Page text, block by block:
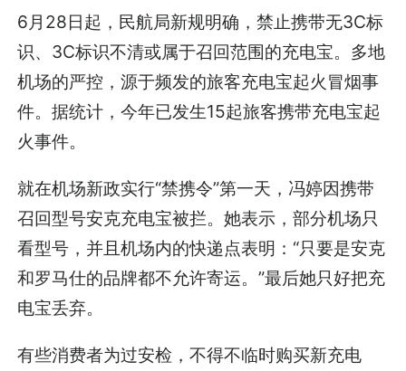
6月28日起，民航局新规明确，禁止携带无3C标
识、3C标识不清或属于召回范围的充电宝。多地
机场的严控，源于频发的旅客充电宝起火冒烟事
件。据统计，今年已发生15起旅客携带充电宝起
火事件。
就在机场新政实行“禁携令”第一天，冯婷因携带
召回型号安克充电宝被拦。她表示，部分机场只
看型号，并且机场内的快递点表明：“只要是安克
和罗马仕的品牌都不允许寄运。”最后她只好把充
电宝丢弃。
有些消费者为过安检，不得不临时购买新充电